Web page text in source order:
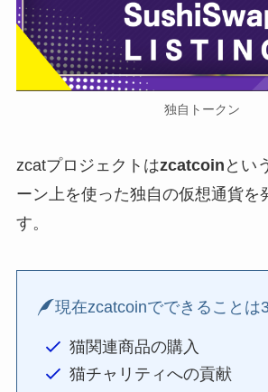
独自トークン
zcatプロジェクトはzcatcoin とい
ーン上を使った独自の仮想通貨を
す。
現在zcatcoinでできることは
猫関連商品の購入
猫チャリティへの貢献